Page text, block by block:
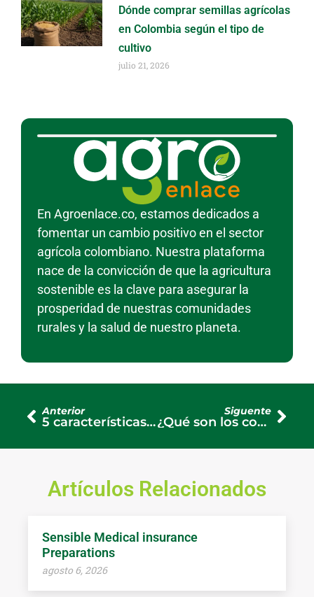
Dónde comprar semillas agrícolas
en Colombia según el tipo de
cultivo
julio 21, 2026
En Agroenlace.co, estamos dedicados a
fomentar un cambio positivo en el sector
agrícola colombiano. Nuestra plataforma
nace de la convicción de que la agricultura
sostenible es la clave para asegurar la
prosperidad de nuestras comunidades
rurales y la salud de nuestro planeta.
Anterior
5 características de un alambre para cerca eléctrica
Siguente
¿Qué son los contenedores refrigerados y para que se utilizan?
Artículos Relacionados
Sensible Medical insurance
Preparations
agosto 6, 2026